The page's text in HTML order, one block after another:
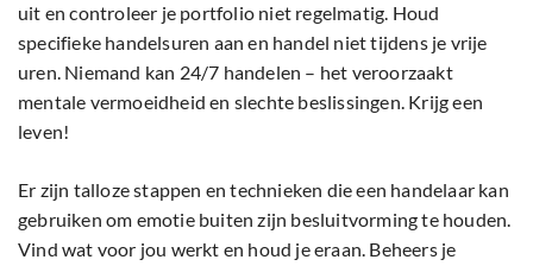
uit en controleer je portfolio niet regelmatig. Houd
specifieke handelsuren aan en handel niet tijdens je vrije
uren. Niemand kan 24/7 handelen – het veroorzaakt
mentale vermoeidheid en slechte beslissingen. Krijg een
leven!
Er zijn talloze stappen en technieken die een handelaar kan
gebruiken om emotie buiten zijn besluitvorming te houden.
Vind wat voor jou werkt en houd je eraan. Beheers je